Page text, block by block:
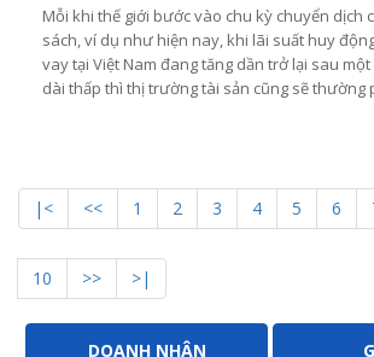
Mỗi khi thế giới bước vào chu kỳ chuyển dịch
sách, ví dụ như hiện nay, khi lãi suất huy
vay tại Việt Nam đang tăng dần trở lại sau
dài thấp thì thị trường tài sản cũng sẽ thường
|< << 1 2 3 4 5 6
10
>> >|
DOANH NHÂN